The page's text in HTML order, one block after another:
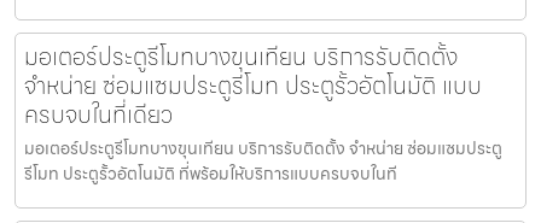
มอเตอร์ประตูรีโมทบางขุนเทียน บริการรับติดตั้ง
จำหน่าย ซ่อมแซมประตูรีโมท ประตูรั้วอัตโนมัติ แบบ
ครบจบในที่เดียว
มอเตอร์ประตูรีโมทบางขุนเทียน บริการรับติดตั้ง จำหน่าย ซ่อมแซมประตู
รีโมท ประตูรั้วอัตโนมัติ ที่พร้อมให้บริการแบบครบจบในที